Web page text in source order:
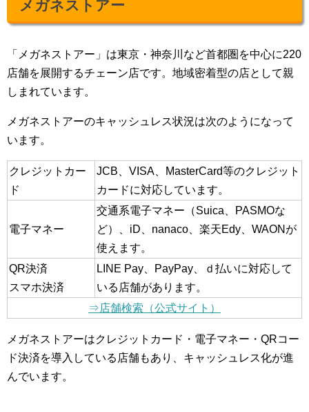
メガネストアー
「メガネストアー」は東京・神奈川など首都圏を中心に220
店舗を展開するチェーン店です。地域密着型の店として親
しまれています。
メガネストアーのキャッシュレス状況は次のようになって
います。
クレジットカー
ド
JCB、VISA、MasterCard等のクレジット
カードに対応しています。
電子マネー
交通系電子マネー（Suica、PASMOな
ど）、iD、nanaco、楽天Edy、WAONが
使えます。
QR決済
スマホ決済
LINE Pay、PayPay、ｄ払いに対応して
いる店舗があります。
⇒店舗検索（公式サイト）
メガネストアーはクレジットカード・電子マネー・QRコー
ド決済を導入している店舗もあり、キャッシュレス化が進
んでいます。